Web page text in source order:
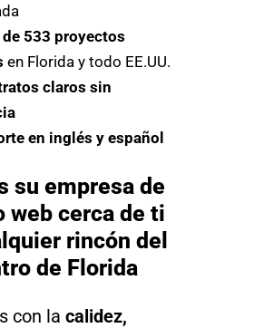
de 533 proyectos
en Florida y todo EE.UU.
claros sin
en inglés y español
su empresa de
web cerca de ti
rincón del
de Florida
con la calidez,